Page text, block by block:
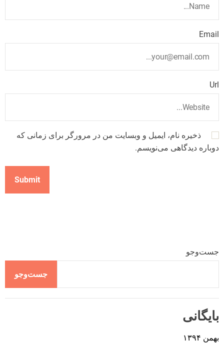
Email
Url
ذخیره نام، ایمیل و وبسایت من در مرورگر برای زمانی که
دوباره دیدگاهی می‌نویسم.
جست‌وجو
جست‌وجو
بایگانی
بهمن ۱۳۹۴